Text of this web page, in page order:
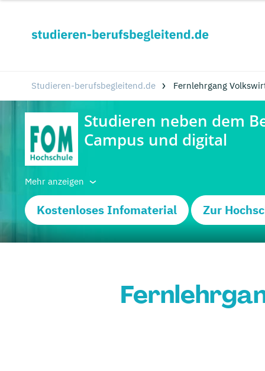
Studieren-berufsbegleitend.de Fernlehrgang
Mehr anzeigen
Kostenloses Infomaterial Zur